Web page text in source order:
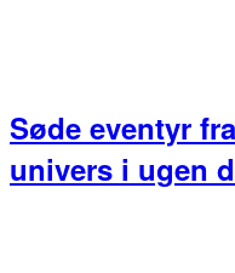
Søde eventyr
univers i ugen